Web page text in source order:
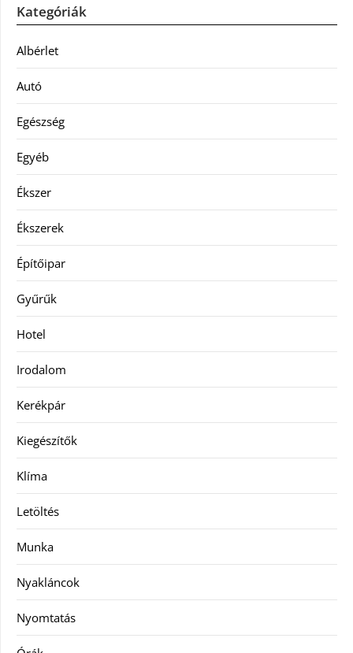
Kategóriák
Albérlet
Autó
Egészség
Egyéb
Ékszer
Ékszerek
Építőipar
Gyűrűk
Hotel
Irodalom
Kerékpár
Kiegészítők
Klíma
Letöltés
Munka
Nyakláncok
Nyomtatás